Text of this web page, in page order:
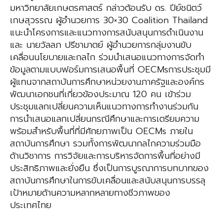
มหาวิทยาลัยเกษตรศาสตร์ กล่าวต้อนรับ ดร. ปีย์ชนิตว์
เกษสุวรรณ ผู้อำนวยการ 30×30 Coalition Thailand
แนะนำโครงการและแนวทางการสนับสนุนการดำเนินงาน
และ นายวัลลภ ปรีชามาตย์ ผู้อำนวยการกลุ่มงานขับ
เคลื่อนนโยบายและกลไก ร่วมนำเสนอแนวทางการจัดทำ
ข้อมูลตามแบบฟอร์มการเสนอพื้นที่ OECMsการประชุมมี
ผู้แทนจากสถาบันการศึกษาหน่วยงานภาครัฐและองค์กร
พัฒนาเอกชนที่เกี่ยวข้องประมาณ 120 คน เข้าร่วม
ประชุมแลกเปลี่ยนความเห็นแนวทางการทำงานร่วมกัน
การนำเสนอแลกเปลี่ยนกรณีศึกษาและการเตรียมความ
พร้อมสำหรับพื้นที่ที่มีศักยภาพเป็น OECMs ภายใน
สถาบันการศึกษา รวมทั้งการพัฒนากลไกความร่วมมือ
ด้านวิชาการ การวิจัยและการบริหารจัดการพื้นที่อย่างมี
ประสิทธิภาพและยั่งยืน ซึ่งเป็นการบูรณาการบทบาทของ
สถาบันการศึกษาในการขับเคลื่อนและสนับสนุนการบรรลุ
เป้าหมายด้านความหลากหลายทางชีวภาพของ
ประเทศไทย